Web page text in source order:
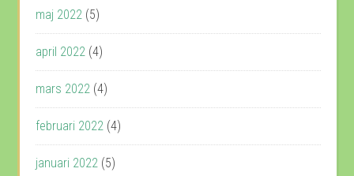
maj 2022 (5)
april 2022 (4)
mars 2022 (4)
februari 2022 (4)
januari 2022 (5)